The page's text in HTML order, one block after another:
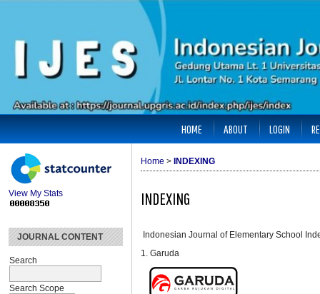
View My Stats
JOURNAL CONTENT
Search
Search Scope
HOME ABOUT LOGIN
Home > INDEXING
INDEXING
Indonesian Journal of Elementary School
1. Garuda